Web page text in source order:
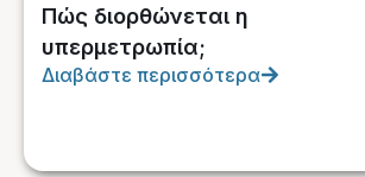
Πώς διορθώνεται η
υπερμετρωπία;
Διαβάστε περισσότερα